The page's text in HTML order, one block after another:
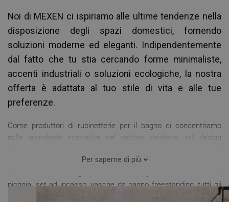
Noi di MEXEN ci ispiriamo alle ultime tendenze nella
disposizione degli spazi domestici, fornendo
soluzioni moderne ed eleganti. Indipendentemente
dal fatto che tu stia cercando forme minimaliste,
accenti industriali o soluzioni ecologiche, la nostra
offerta è adattata al tuo stile di vita e alle tue
preferenze.
Come produttori di rubinetterie per il bagno ci concentriamo
sulle tecnologie innovative del settore sanitario, sul design
nostri accessori per il bagno, rubinetteria per lavabo e
pioggia, set ad incasso, vasche da bagno freestanding, tutti gli
accessori per il bagno e la cucina e molti altri prodotti sono una
Per saperne di più